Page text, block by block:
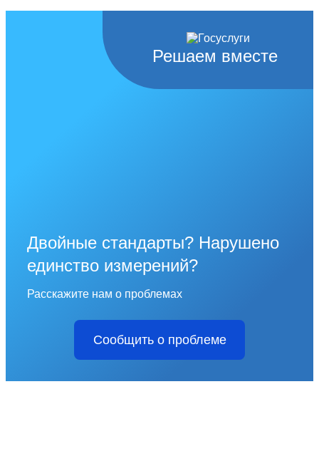
Решаем вместе
Двойные стандарты? Нарушено
единство измерений?
Расскажите нам о проблемах
Сообщить о проблеме